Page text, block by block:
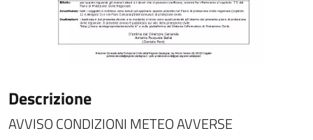
Descrizione
AVVISO CONDIZIONI METEO AVVERSE